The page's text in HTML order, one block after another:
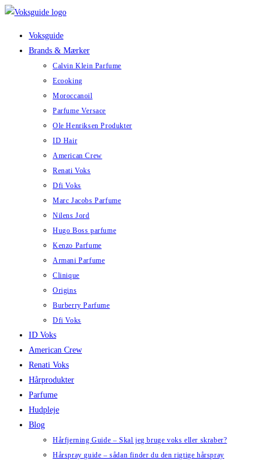
Skip
Voksguide
Brands & Mærker
Calvin Klein Parfume
Ecooking
Moroccanoil
Parfume Versace
Ole Henriksen Produkter
ID Hair
American Crew
Renati Voks
Dfi Voks
Marc Jacobs Parfume
Nilens Jord
Hugo Boss parfume
Kenzo Parfume
Armani Parfume
Clinique
Origins
Burberry Parfume
Dfi Voks
ID Voks
American Crew
Renati Voks
Hårprodukter
Parfume
Hudpleje
Blog
Hårfjerning Guide – Skal jeg bruge voks eller skraber?
Hårspray guide – sådan finder du den rigtige hårspray